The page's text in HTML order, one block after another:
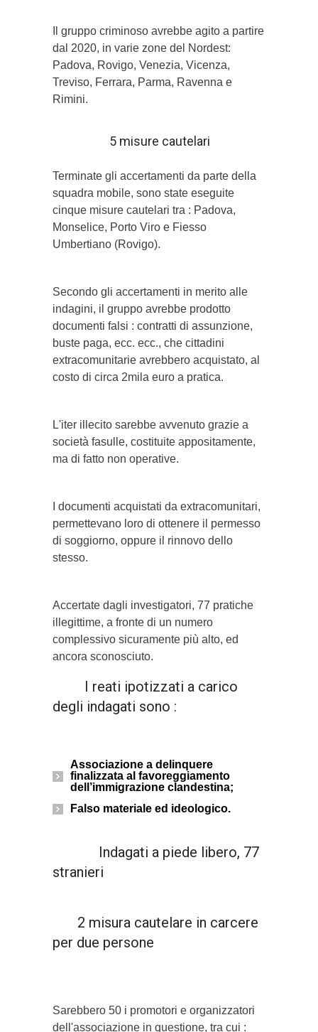
Il gruppo criminoso avrebbe agito a partire
dal 2020, in varie zone del Nordest:
Padova, Rovigo, Venezia, Vicenza,
Treviso, Ferrara, Parma, Ravenna e
Rimini.
5 misure cautelari
Terminate gli accertamenti da parte della
squadra mobile, sono state eseguite
cinque misure cautelari tra : Padova,
Monselice, Porto Viro e Fiesso
Umbertiano (Rovigo).
Secondo gli accertamenti in merito alle
indagini, il gruppo avrebbe prodotto
documenti falsi : contratti di assunzione,
buste paga, ecc. ecc., che cittadini
extracomunitarie avrebbero acquistato, al
costo di circa 2mila euro a pratica.
L'iter illecito sarebbe avvenuto grazie a
società fasulle, costituite appositamente,
ma di fatto non operative.
I documenti acquistati da extracomunitari,
permettevano loro di ottenere il permesso
di soggiorno, oppure il rinnovo dello
stesso.
Accertate dagli investigatori, 77 pratiche
illegittime, a fronte di un numero
complessivo sicuramente più alto, ed
ancora sconosciuto.
I reati ipotizzati a carico
degli indagati sono :
Associazione a delinquere
finalizzata al favoreggiamento
dell’immigrazione clandestina;
Falso materiale ed ideologico.
Indagati a piede libero, 77
stranieri
2 misura cautelare in carcere
per due persone
Sarebbero 50 i promotori e organizzatori
dell'associazione in questione, tra cui :